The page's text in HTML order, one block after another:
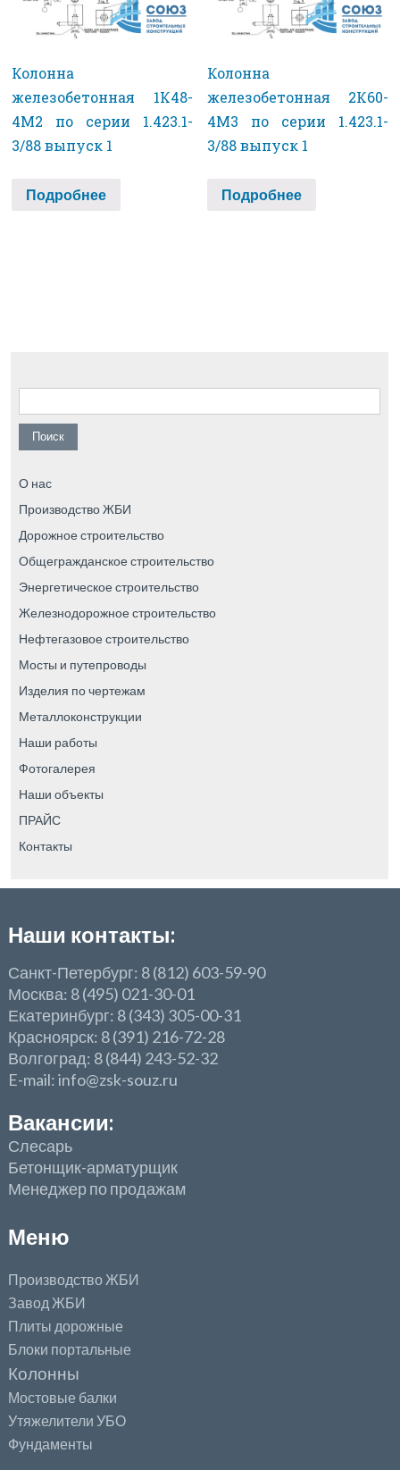
Колонна
железобетонная 1К48-
4М2 по серии 1.423.1-
3/88 выпуск 1
Подробнее
Колонна
железобетонная 2К60-
4М3 по серии 1.423.1-
3/88 выпуск 1
Подробнее
Найти:
О нас
Производство ЖБИ
Дорожное строительство
Общегражданское строительство
Энергетическое строительство
Железнодорожное строительство
Нефтегазовое строительство
Мосты и путепроводы
Изделия по чертежам
Металлоконструкции
Наши работы
Фотогалерея
Наши объекты
ПРАЙС
Контакты
Наши контакты:
Санкт-Петербург: 8 (812) 603-59-90
Москва: 8 (495) 021-30-01
Екатеринбург: 8 (343) 305-00-31
Красноярск: 8 (391) 216-72-28
Волгоград: 8 (844) 243-52-32
E-mail: info@zsk-souz.ru
Вакансии:
Слесарь
Бетонщик-арматурщик
Менеджер по продажам
Меню
Производство ЖБИ
Завод ЖБИ
Плиты дорожные
Блоки портальные
Колонны
Мостовые балки
Утяжелители УБО
Фундаменты